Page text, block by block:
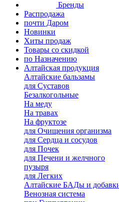
Бренды
Распродажа
почти Даром
Новинки
Хиты продаж
Товары со скидкой
по Назначению
Алтайская продукция
Алтайские бальзамы
для Суставов
Безалкогольные
На меду
На травах
На фруктозе
для Очищения организма
для Сердца и сосудов
для Почек
для Печени и желчного
пузыря
для Легких
Алтайские БАДы и
Венозная система